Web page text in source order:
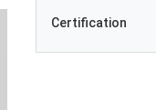
Certification